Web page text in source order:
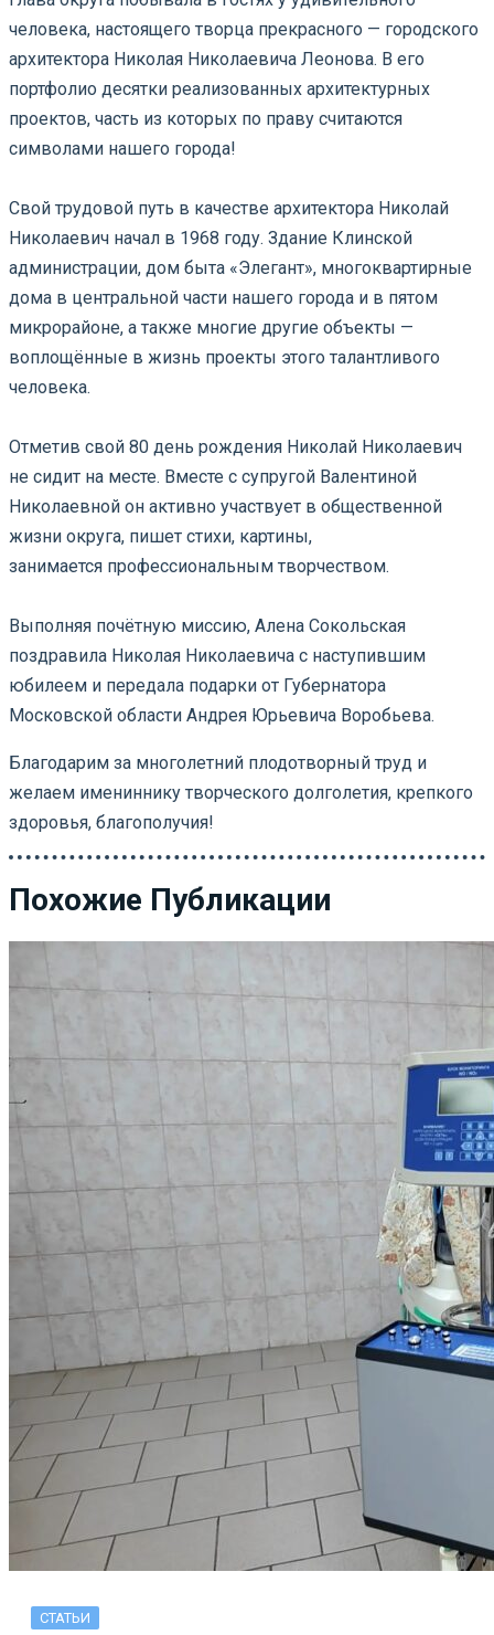
человека, настоящего творца прекрасного — городского
архитектора Николая Николаевича Леонова. В его
портфолио десятки реализованных архитектурных
проектов, часть из которых по праву считаются
символами нашего города!
Свой трудовой путь в качестве архитектора Николай
Николаевич начал в 1968 году. Здание Клинской
администрации, дом быта «Элегант», многоквартирные
дома в центральной части нашего города и в пятом
микрорайоне, а также многие другие объекты —
воплощённые в жизнь проекты этого талантливого
человека.
Отметив свой 80 день рождения Николай Николаевич
не сидит на месте. Вместе с супругой Валентиной
Николаевной он активно участвует в общественной
жизни округа, пишет стихи, картины,
занимается профессиональным творчеством.
Выполняя почётную миссию, Алена Сокольская
поздравила Николая Николаевича с наступившим
юбилеем и передала подарки от Губернатора
Московской области Андрея Юрьевича Воробьева.
Благодарим за многолетний плодотворный труд и
желаем имениннику творческого долголетия, крепкого
здоровья, благополучия!
Похожие Публикации
СТАТЬИ